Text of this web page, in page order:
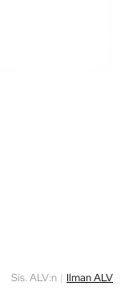
Sis. ALV:n | Ilman ALV